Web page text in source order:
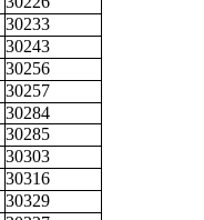
30233
30243
30256
30257
30284
30285
30303
30316
30329